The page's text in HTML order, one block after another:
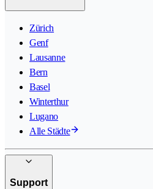
Zürich
Genf
Lausanne
Bern
Basel
Winterthur
Lugano
Alle Städte
Support